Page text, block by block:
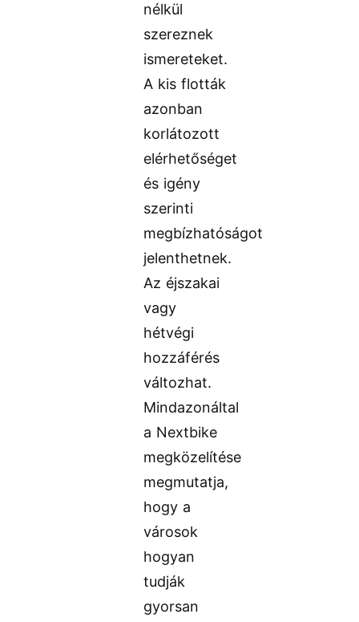
nélkül
szereznek
ismereteket.
A kis flották
azonban
korlátozott
elérhetőséget
és igény
szerinti
megbízhatóságot
jelenthetnek.
Az éjszakai
vagy
hétvégi
hozzáférés
változhat.
Mindazonáltal
a Nextbike
megközelítése
megmutatja,
hogy a
városok
hogyan
tudják
gyorsan